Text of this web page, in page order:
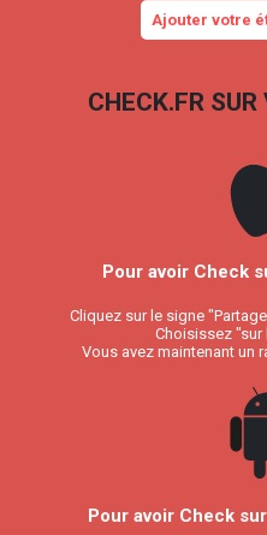
Ajouter votre
CHECK.FR
Pour avoir Check
Cliquez sur le signe
Choisissez
Vous avez maintenant un
Pour avoir Check